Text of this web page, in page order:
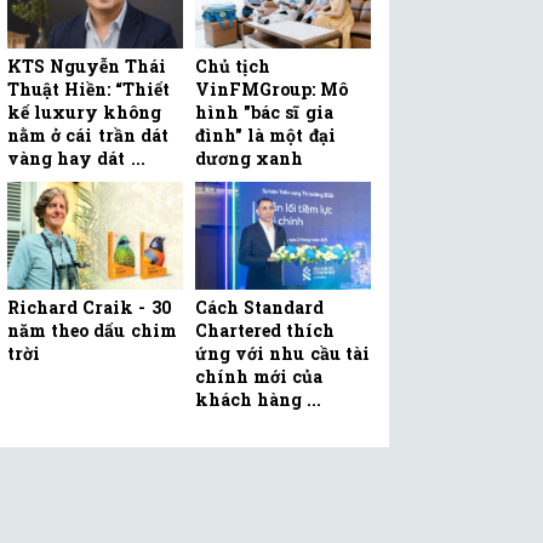
KTS Nguyễn Thái
Thuật Hiền: “Thiết
kế luxury không
nằm ở cái trần dát
vàng hay dát ...
Chủ tịch
VinFMGroup: Mô
hình "bác sĩ gia
đình" là một đại
dương xanh
Richard Craik - 30
năm theo dấu chim
trời
Cách Standard
Chartered thích
ứng với nhu cầu tài
chính mới của
khách hàng ...